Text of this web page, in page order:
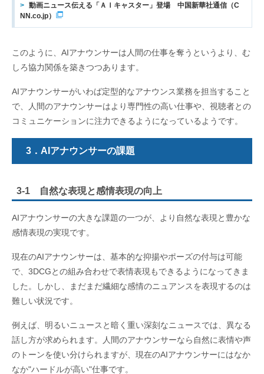
動画ニュース伝える「ＡＩキャスター」登場 中国新華社通信（C
NN.co.jp）
このように、AIアナウンサーは人間の仕事を奪うというより、む
しろ協力関係を築きつつあります。
AIアナウンサーがいわば定型的なアナウンス業務を担当すること
で、人間のアナウンサーはより専門性の高い仕事や、視聴者との
コミュニケーションに注力できるようになっているようです。
3．AIアナウンサーの課題
3-1 自然な表現と感情表現の向上
AIアナウンサーの大きな課題の一つが、より自然な表現と豊かな
感情表現の実現です。
現在のAIアナウンサーは、基本的な抑揚やポーズの付与は可能
で、3DCGとの組み合わせで表情表現もできるようになってきま
した。しかし、まだまだ繊細な感情のニュアンスを表現するのは
難しい状況です。
例えば、明るいニュースと暗く重い深刻なニュースでは、異なる
話し方が求められます。人間のアナウンサーなら自然に表情や声
のトーンを使い分けられますが、現在のAIアナウンサーにはなか
なか"ハードルが高い"仕事です。